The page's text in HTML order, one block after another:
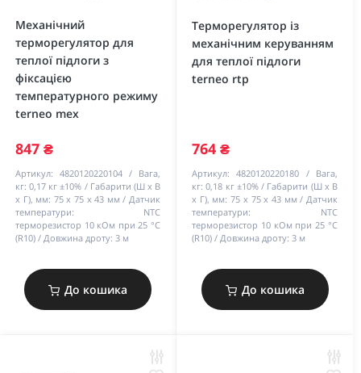
Механічний
терморегулятор для
теплої підлоги з
фіксацією
температурного режиму
terneo mex
847 ₴
Артикул: 4820120220104
Вага,
кг: 0,17 кг ±10%
Габарити (Ш х В
х Г), мм: 75 х 75 х 43 мм
Датчик
температури:
NTC
терморезистор 10 кОм при 25 °С
(R10)
Довжина дроту: 3 м
До кошика
Терморегулятор із
механічним керуванням
для теплої підлоги
terneo rtp
764 ₴
Артикул: 4820120220180
Вага,
кг: 0,18 кг ±10%
Габарити (Ш х В
х Г), мм: 75 х 75 х 43 мм
Датчик
температури:
NTC
терморезистор 10 кОм при 25 °С
(R10)
Довжина дроту: 3 м
До кошика